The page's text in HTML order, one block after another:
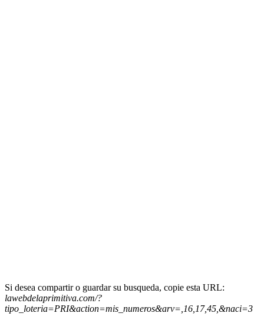
Si desea compartir o guardar su busqueda, copie esta URL:
lawebdelaprimitiva.com/?
tipo_loteria=PRI&action=mis_numeros&arv=,16,17,45,&naci=3